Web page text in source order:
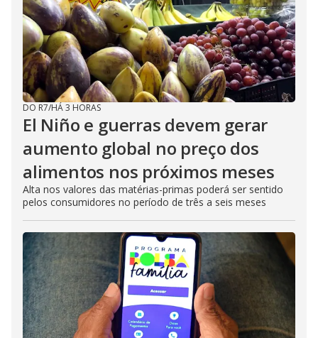
DO R7/HÁ 3 HORAS
El Niño e guerras devem gerar
aumento global no preço dos
alimentos nos próximos meses
Alta nos valores das matérias-primas poderá ser sentido
pelos consumidores no período de três a seis meses